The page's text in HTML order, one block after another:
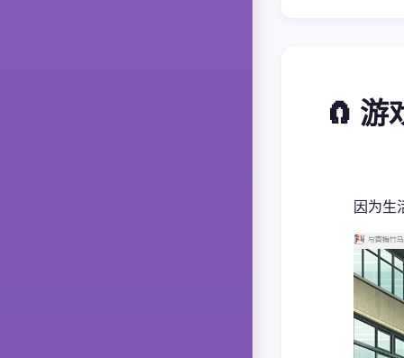
🧲 游
因为生